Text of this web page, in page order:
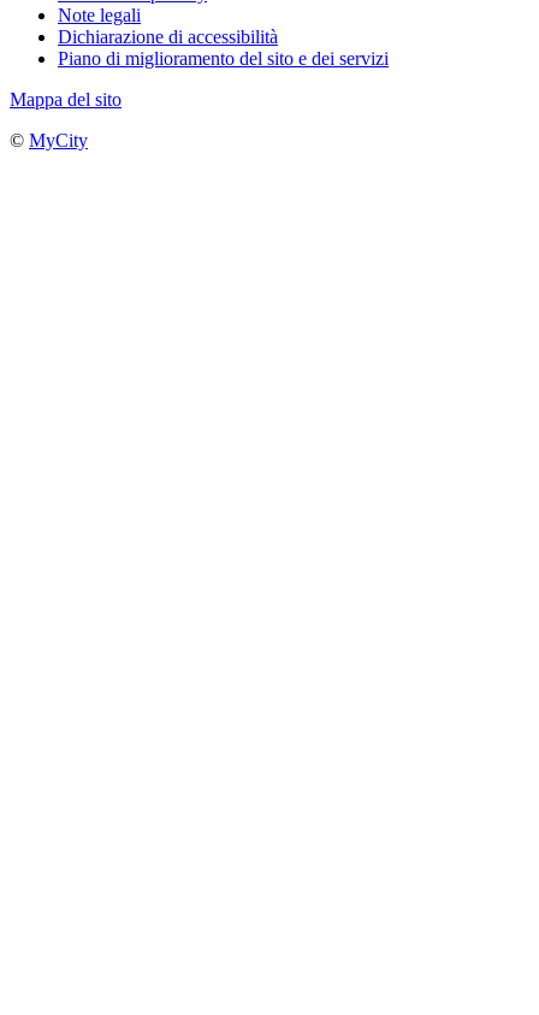
Note legali
Dichiarazione di accessibilità
Piano di miglioramento del sito e dei servizi
Mappa del sito
© MyCity